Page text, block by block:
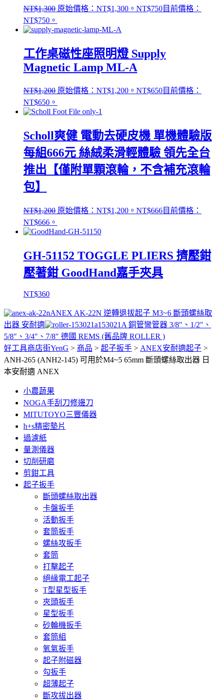
NT$1,300 原始價格：NT$1,300。 NT$750目前價格：
NT$750。
工作桌磁性座照明燈 Supply
Magnetic Lamp ML-A
NT$1,200 原始價格：NT$1,200。 NT$650目前價格：
NT$650。
Scholl爽健 電動去硬皮機 單機體驗版
每組666元 絲絨柔滑輕體驗 領先全台
推出【僅附單顆滾輪，不含補充滾輪
包】
NT$1,200 原始價格：NT$1,200。 NT$666目前價格：
NT$666。
GH-51152 TOGGLE PLIERS 擠壓鉗
壓著鉗 GoodHand嘉手夾具
NT$360
ANEX AK-22N 逆轉退拔起子 M3~6 斷頭螺絲取
出器 安耐適
153021A 銅管彎管器 3/8″、1/2″、
5/8″、3/4″、7/8″ 德國 REMS (舊品牌 ROLLER )
好工具商店街YenG > 商品 > 起子扳手 > ANEX安耐適起子 >
ANH-265 (ANH2-145) 可用於M4~5 65mm 斷頭螺絲取出器 日
本安耐適 ANEX
小農蔬果
NOGA手刮刀修邊刀
MITUTOYO三豐儀器
h+s精密墊片
過濾紙
量測儀器
切削研磨
剪鉗工具
起子扳手
斷頭螺絲取出器
卡盤扳手
活動扳手
套筒扳手
螺絲攻扳手
套筒
打擊起子
絕緣電工起子
T型星型扳手
夾頭扳手
星型扳手
砂輪機扳手
套筒組
氧氣扳手
起子附磁器
勾扳手
超薄起子
斷攻拔出器